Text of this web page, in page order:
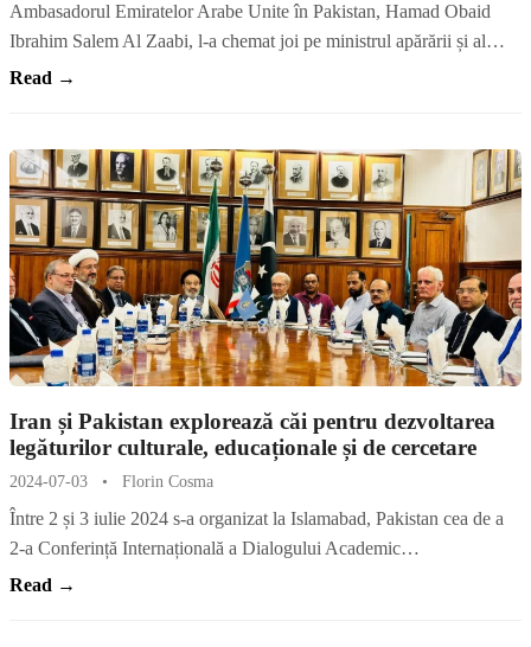
Ambasadorul Emiratelor Arabe Unite în Pakistan, Hamad Obaid
Ibrahim Salem Al Zaabi, l-a chemat joi pe ministrul apărării și al…
Read →
Iran și Pakistan explorează căi pentru dezvoltarea
legăturilor culturale, educaționale și de cercetare
2024-07-03 • Florin Cosma
Între 2 și 3 iulie 2024 s-a organizat la Islamabad, Pakistan cea de a
2-a Conferință Internațională a Dialogului Academic…
Read →